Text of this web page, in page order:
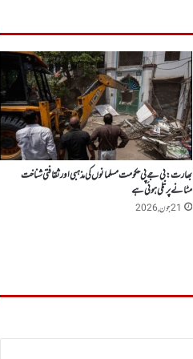
بھارت : بی جے پی حکومت مسلمانوں کی مذہبی اور ثقافتی شناخت
مٹانے پر تلی ہوئی ہے
21 جون, 2026